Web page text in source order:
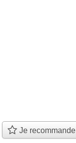
Je recommande